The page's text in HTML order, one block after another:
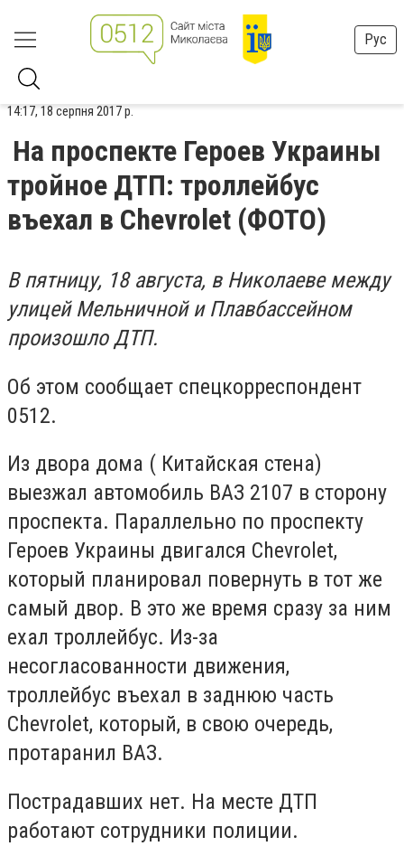
Рус
14:17, 18 серпня 2017 р.
На проспекте Героев Украины
тройное ДТП: троллейбус
въехал в Chevrolet (ФОТО)
В пятницу, 18 августа, в Николаеве между
улицей Мельничной и Плавбассейном
произошло ДТП.
Об этом сообщает спецкорреспондент
0512.
Из двора дома ( Китайская стена)
выезжал автомобиль ВАЗ 2107 в сторону
проспекта. Параллельно по проспекту
Героев Украины двигался Chevrolet,
который планировал повернуть в тот же
самый двор. В это же время сразу за ним
ехал троллейбус. Из-за
несогласованности движения,
троллейбус въехал в заднюю часть
Chevrolet, который, в свою очередь,
протаранил ВАЗ.
Пострадавших нет. На месте ДТП
работают сотрудники полиции.